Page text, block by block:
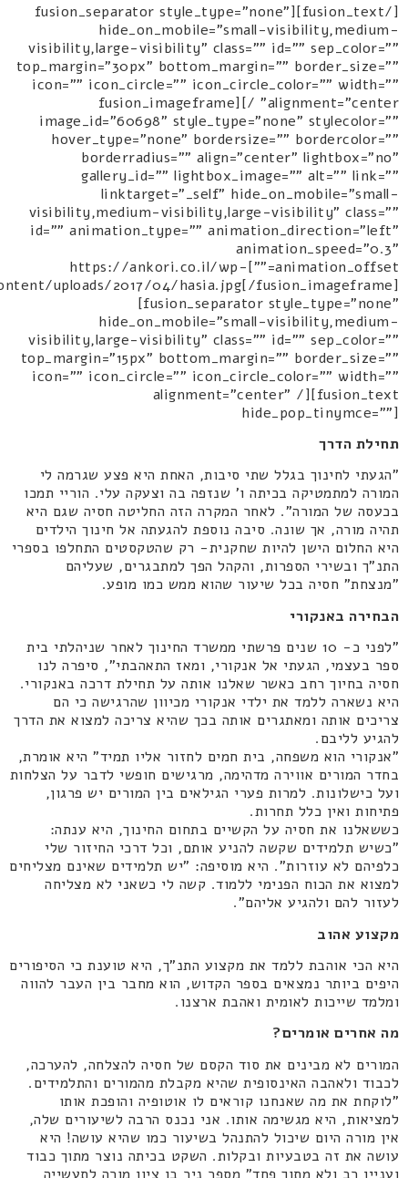
[/fusion_text][fusion_separator style_type="none"
hide_on_mobile="small-visibility,medium-
visibility,large-visibility" class="" id="" sep_color=""
top_margin="30px" bottom_margin="" border_size=""
icon="" icon_circle="" icon_circle_color="" width=""
alignment="center" /][fusion_imageframe
image_id="60698" style_type="none" stylecolor=""
hover_type="none" bordersize="" bordercolor=""
borderradius="" align="center" lightbox="no"
gallery_id="" lightbox_image="" alt="" link=""
linktarget="_self" hide_on_mobile="small-
visibility,medium-visibility,large-visibility" class=""
id="" animation_type="" animation_direction="left"
animation_speed="0.3"
animation_offset=""]https://ankori.co.il/wp-
uploads/2017/04/hasia.jpg[/fusion_imageframe]
[fusion_separator style_type="none"
hide_on_mobile="small-visibility,medium-
visibility,large-visibility" class="" id="" sep_color=""
top_margin="15px" bottom_margin="" border_size=""
icon="" icon_circle="" icon_circle_color="" width=""
alignment="center" /][fusion_text
hide_pop_tinymce=""]
תחילת הדרך
"הגעתי לחינוך בגלל שתי סיבות, האחת היא פצע שגרמה לי
המורה למתמטיקה בכיתה ו' שנזפה בה וצעקה עלי. הוריי תמכו
בכעסה של המורה". לאחר המקרה הזה החליטה חסיה שגם היא
תהיה מורה, אך שונה. סיבה נוספת להגעתה אל חינוך הילדים
היא החלום הישן להיות שחקנית- רק שהטקסטים התחלפו בספרי
התנ"ך ובשירי הספרות, והקהל הפך למתבגרים, שעליהם
"מנצחת" חסיה בכל שיעור שהוא ממש כמו מופע.
הבחירה באנקורי
"לפני כ- 10 שנים פרשתי ממשרד החינוך לאחר שניהלתי בית
ספר בעצמי, הגעתי אל אנקורי, ומאז התאהבתי", סיפרה לנו
חסיה בחיוך רחב כאשר שאלנו אותה על תחילת דרכה באנקורי.
היא נשארה ללמד את ילדי אנקורי מכיוון שהרגישה כי הם
צריכים אותה ומאתגרים אותה בכך שהיא צריכה למצוא את הדרך
להגיע לליבם.
"אנקורי הוא משפחה, בית חמים לחזור אליו תמיד" היא אומרת,
בחדר המורים אווירה מדהימה, מרגישים חופשי לדבר על הצלחות
ועל כישלונות. למרות פערי הגילאים בין המורים יש פרגון,
פתיחות ואין כלל תחרות.
כששאלנו את חסיה על הקשיים בתחום החינוך, היא ענתה:
"כשיש תלמידים שקשה להניע אותם, וכל דרכי החיזור שלי
כלפיהם לא עוזרות". היא מוסיפה: "יש תלמידים שאינם מצליחים
למצוא את הכוח הפנימי ללמוד. קשה לי כשאני לא מצליחה
לעזור להם ולהגיע אליהם".
מקצוע אהוב
היא הכי אוהבת ללמד את מקצוע התנ"ך, היא טוענת כי הסיפורים
היפים ביותר נמצאים בספר הקדוש, הוא מחבר בין העבר להווה
ומלמד שייכות לאומית ואהבת ארצנו.
מה אחרים אומרים?
המורים לא מבינים את סוד הקסם של חסיה להצלחה, להערכה,
לכבוד ולאהבה האינסופית שהיא מקבלת מהמורים והתלמידים.
"לוקחת את מה שאנחנו קוראים לו אוטופיה והופכת אותו
למציאות, היא מגשימה אותו. אני נכנס הרבה לשיעורים שלה,
אין מורה היום שיכול להתנהל בשיעור כמו שהיא עושה! היא
עושה את זה בטבעיות ובקלות. השקט בכיתה נוצר מתוך כבוד